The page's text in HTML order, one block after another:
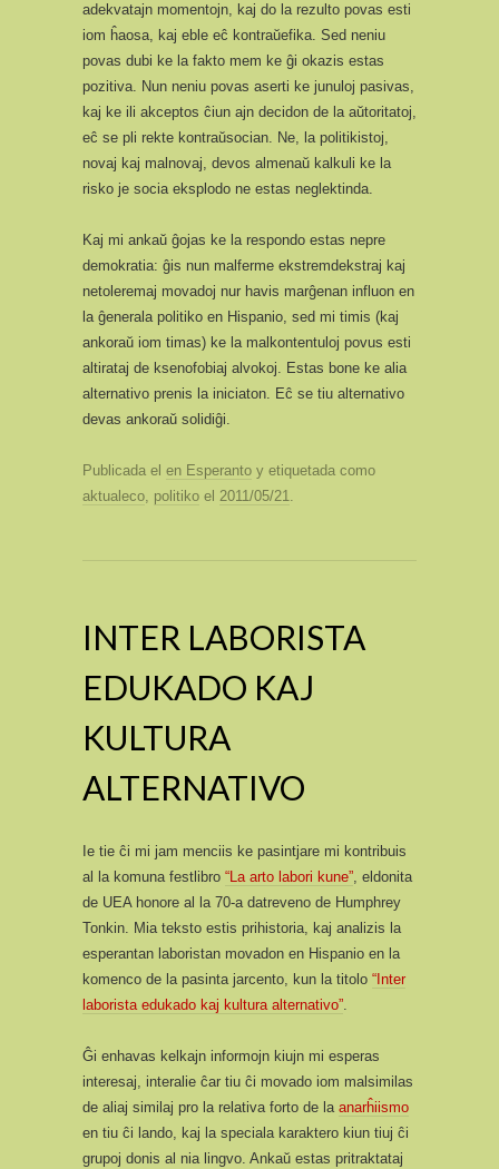
adekvatajn momentojn, kaj do la rezulto povas esti
iom ĥaosa, kaj eble eĉ kontraŭefika. Sed neniu
povas dubi ke la fakto mem ke ĝi okazis estas
pozitiva. Nun neniu povas aserti ke junuloj pasivas,
kaj ke ili akceptos ĉiun ajn decidon de la aŭtoritatoj,
eĉ se pli rekte kontraŭsocian. Ne, la politikistoj,
novaj kaj malnovaj, devos almenaŭ kalkuli ke la
risko je socia eksplodo ne estas neglektinda.
Kaj mi ankaŭ ĝojas ke la respondo estas nepre
demokratia: ĝis nun malferme ekstremdekstraj kaj
netoleremaj movadoj nur havis marĝenan influon en
la ĝenerala politiko en Hispanio, sed mi timis (kaj
ankoraŭ iom timas) ke la malkontentuloj povus esti
altirataj de ksenofobiaj alvokoj. Estas bone ke alia
alternativo prenis la iniciaton. Eĉ se tiu alternativo
devas ankoraŭ solidiĝi.
Publicada el en Esperanto y etiquetada como
aktualeco, politiko el 2011/05/21.
INTER LABORISTA
EDUKADO KAJ
KULTURA
ALTERNATIVO
Ie tie ĉi mi jam menciis ke pasintjare mi kontribuis
al la komuna festlibro “La arto labori kune”, eldonita
de UEA honore al la 70-a datreveno de Humphrey
Tonkin. Mia teksto estis prihistoria, kaj analizis la
esperantan laboristan movadon en Hispanio en la
komenco de la pasinta jarcento, kun la titolo “Inter
laborista edukado kaj kultura alternativo”.
Ĝi enhavas kelkajn informojn kiujn mi esperas
interesaj, interalie ĉar tiu ĉi movado iom malsimilas
de aliaj similaj pro la relativa forto de la anarĥiismo
en tiu ĉi lando, kaj la speciala karaktero kiun tiuj ĉi
grupoj donis al nia lingvo. Ankaŭ estas pritraktataj